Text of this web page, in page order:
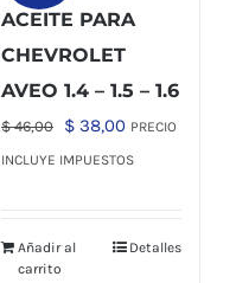
ACEITE PARA
CHEVROLET
AVEO 1.4 – 1.5 – 1.6
$46,00
El
precio
$ 46,00.
$ 38,00El
precio
$ 38,00.
PRECIO
INCLUYE IMPUESTOS
Añadir al
carrito
Detalles